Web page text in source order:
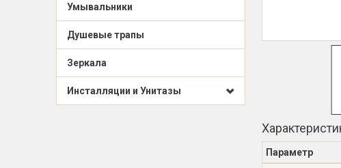
Умывальники
Душевые трапы
Зеркала
Инсталляции и Унитазы
Параметр